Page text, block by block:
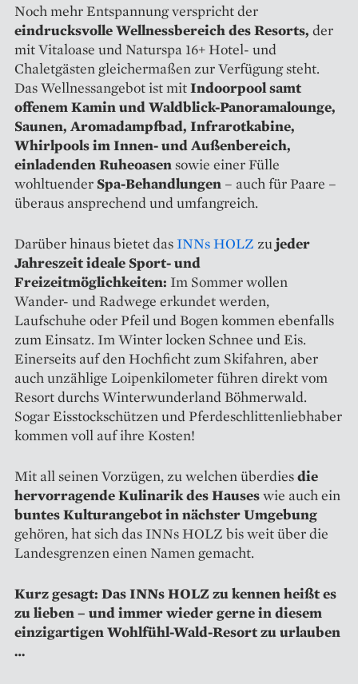
Noch mehr Entspannung verspricht der
eindrucksvolle Wellnessbereich des Resorts, der
mit Vitaloase und Naturspa 16+ Hotel- und
Chaletgästen gleichermaßen zur Verfügung steht.
Das Wellnessangebot ist mitIndoorpool samt
offenem Kamin und Waldblick-Panoramalounge,
Saunen, Aromadampfbad, Infrarotkabine,
Whirlpools im Innen- und Außenbereich,
einladenden Ruheoasensowie einer Fülle
wohltuender Spa-Behandlungen – auch für Paare –
überaus ansprechend und umfangreich.
Darüber hinaus bietet das INNs HOLZ zujeder
Jahreszeit ideale Sport- und
Freizeitmöglichkeiten: Im Sommer wollen
Wander- und Radwege erkundet werden,
Laufschuhe oder Pfeil und Bogen kommen ebenfalls
zum Einsatz. Im Winter locken Schnee und Eis.
Einerseits auf den Hochficht zum Skifahren, aber
auch unzählige Loipenkilometer führen direkt vom
Resort durchs Winterwunderland Böhmerwald.
Sogar Eisstockschützen und Pferdeschlittenliebhaber
kommen voll auf ihre Kosten!
Mit all seinen Vorzügen, zu welchen überdiesdie
hervorragende Kulinarik des Hauseswie auch ein
buntes Kulturangebot in nächster Umgebung
gehören, hat sich das INNs HOLZ bis weit über die
Landesgrenzen einen Namen gemacht.
Kurz gesagt: Das INNs HOLZ zu kennen heißt es
zu lieben – und immer wieder gerne in diesem
einzigartigen Wohlfühl-Wald-Resort zu urlauben
…